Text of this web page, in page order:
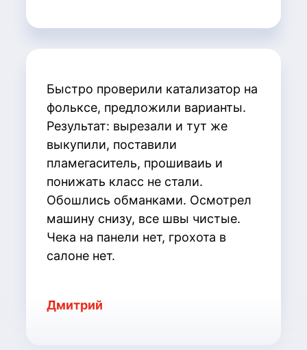
Быстро проверили катализатор на
фольксе, предложили варианты.
Результат: вырезали и тут же
выкупили, поставили
пламегаситель, прошиваиь и
понижать класс не стали.
Обошлись обманками. Осмотрел
машину снизу, все швы чистые.
Чека на панели нет, грохота в
салоне нет.
Дмитрий